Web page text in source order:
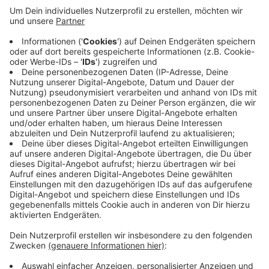
unerkannt entkommen. Im Tresor waren ein paar
und Zeugen.
Wer Hinweise geben kann, der soll sich bitte bei
der Polizei unter der Telefonnummer 02324-9166-
2200 melden.
Veröffentlicht:Donnerstag, 23.01.2025 16:05
Anzeige